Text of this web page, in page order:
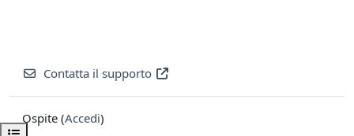
Apri indice del corso
Contatta il supporto
Ospite (Accedi)